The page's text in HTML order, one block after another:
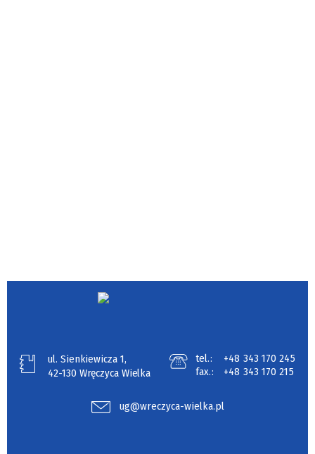
ul. Sienkiewicza 1,
42-130 Wręczyca Wielka
tel.:
+48 343 170 245
fax.:
+48 343 170 215
ug@wreczyca-wielka.pl